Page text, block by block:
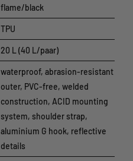
flame/black
TPU
20 L (40 L/paar)
waterproof, abrasion-resistant
outer, PVC-free, welded
construction, ACID mounting
system, shoulder strap,
aluminium G hook, reflective
details